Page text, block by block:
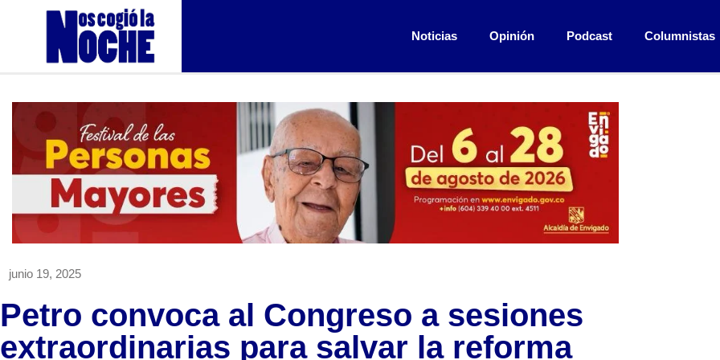
Noticias Opinión Podcast Columnistas
junio 19, 2025
Petro convoca al Congreso a sesiones
extraordinarias para salvar la reforma